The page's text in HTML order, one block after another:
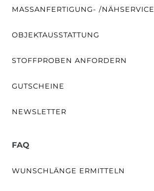
MASSANFERTIGUNG- /NÄHSERVICE
OBJEKTAUSSTATTUNG
STOFFPROBEN ANFORDERN
GUTSCHEINE
NEWSLETTER
FAQ
WUNSCHLÄNGE ERMITTELN